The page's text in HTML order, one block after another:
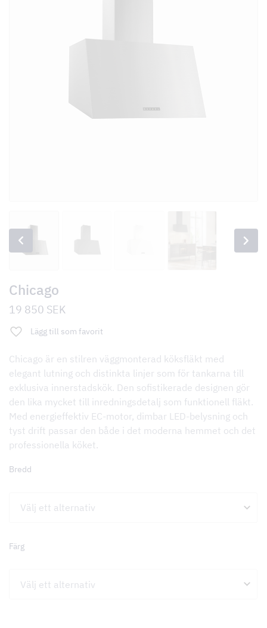
Chicago
19 850 SEK
Lägg till som favorit
Chicago är en stilren väggmonterad köksfläkt med
elegant lutning och distinkta linjer som för tankarna till
exklusiva innerstadskök. Den sofistikerade designen gör
den lika mycket till inredningsdetalj som funktionell fläkt.
Med energieffektiv EC-motor, dimbar LED-belysning och
tyst drift passar den både i det moderna hemmet och det
professionella köket.
Bredd
Färg